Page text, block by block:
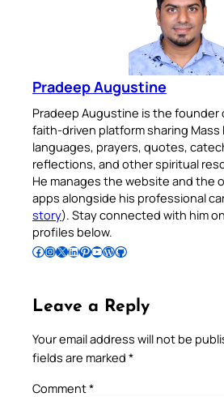
Pradeep Augustine
Pradeep Augustine is the founder
faith-driven platform sharing Mass
languages, prayers, quotes,
reflections, and other spiritual
He manages the website and the
apps alongside his professional
story). Stay connected with him
profiles below.
Follow Pradeep on Facebook Follow Pradeep on InstagramFollow Pradeep on X Follow Pradeep on LinkedIn Follow Pradeep on Pinterest Subscribe to Pradeep’s Youtube Channel Follow Pradeep on WordPress Follow Pradeep on GitHub
Leave a Reply
Your email address will not be
fields are marked *
Comment*